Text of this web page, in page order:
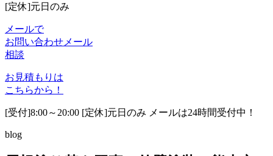
[定休]元日のみ
メールで
お問い合わせ メール
相談
お見積もりは
こちらから！
[受付]8:00～20:00 [定休]元日のみ メールは24時間受付中！
blog